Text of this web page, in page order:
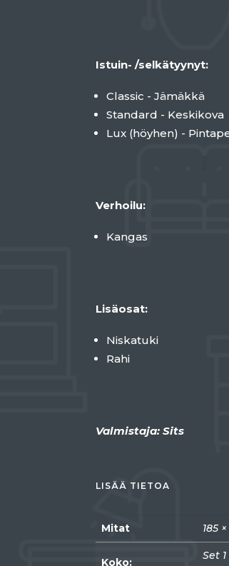
Istuin- /selkätyynyt:
Classic - Jämäkkä
Standard - Keskikova
Lux (höyhen) -
Verhoilu:
Kangas
Lisäosat:
Niskatuki
Rahi
Valmistaja: Sits
LISÄÄ TIETOA
Mitat 185
Koko:
Set